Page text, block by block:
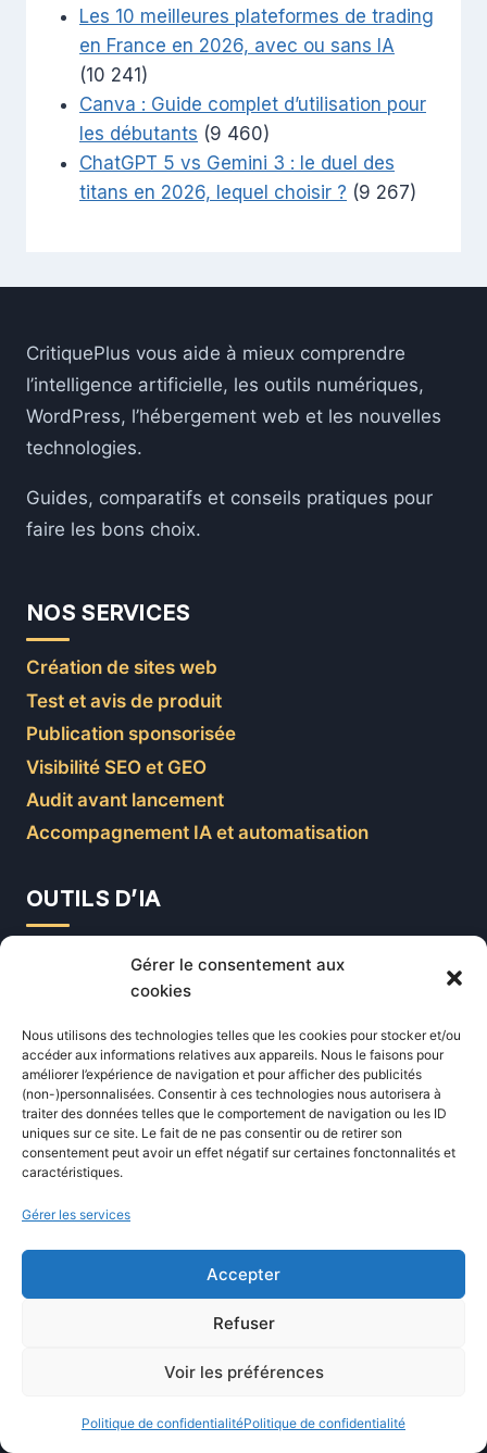
Gérer le consentement aux
cookies
Nous utilisons des technologies telles que les cookies pour stocker et/ou
accéder aux informations relatives aux appareils. Nous le faisons pour
améliorer l’expérience de navigation et pour afficher des publicités
(non-)personnalisées. Consentir à ces technologies nous autorisera à
traiter des données telles que le comportement de navigation ou les ID
uniques sur ce site. Le fait de ne pas consentir ou de retirer son
consentement peut avoir un effet négatif sur certaines fonctonnalités et
caractéristiques.
Gérer les services
Accepter
Refuser
Voir les préférences
Politique de confidentialitéPolitique de confidentialité
Les 10 meilleures plateformes de trading
en France en 2026, avec ou sans IA
(10 241)
Canva : Guide complet d’utilisation pour
les débutants (9 460)
ChatGPT 5 vs Gemini 3 : le duel des
titans en 2026, lequel choisir ? (9 267)
CritiquePlus vous aide à mieux comprendre
l’intelligence artificielle, les outils numériques,
WordPress, l’hébergement web et les nouvelles
technologies.
Guides, comparatifs et conseils pratiques pour
faire les bons choix.
NOS SERVICES
Création de sites web
Test et avis de produit
Publication sponsorisée
Visibilité SEO et GEO
Audit avant lancement
Accompagnement IA et automatisation
OUTILS D’IA
DeepSeek
Grok AI
DALL-E
Midjourney
Google Gemini
Microsoft Copilot
Intelligence artificielle
Technologie